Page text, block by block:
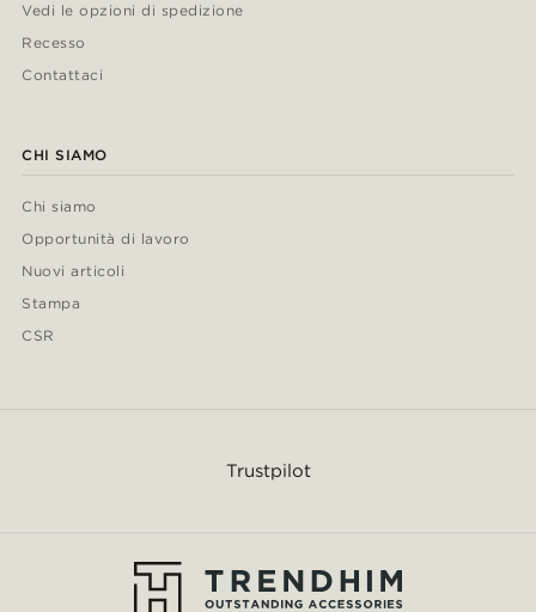
Vedi le opzioni di spedizione
Recesso
Contattaci
CHI SIAMO
Chi siamo
Opportunità di lavoro
Nuovi articoli
Stampa
CSR
Trustpilot